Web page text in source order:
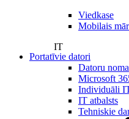
Viedkase
Mobilais
IT
Datoru noma
Microsoft
Individuāli
IT atbalsts
Tehniskie
Portatīvie datori